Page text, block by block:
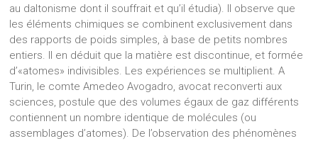
au daltonisme dont il souffrait et qu’il étudia). Il observe que
les éléments chimiques se combinent exclusivement dans
des rapports de poids simples, à base de petits nombres
entiers. Il en déduit que la matière est discontinue, et formée
d’«atomes» indivisibles. Les expériences se multiplient. A
Turin, le comte Amedeo Avogadro, avocat reconverti aux
sciences, postule que des volumes égaux de gaz différents
contiennent un nombre identique de molécules (ou
assemblages d’atomes). De l’observation des phénomènes